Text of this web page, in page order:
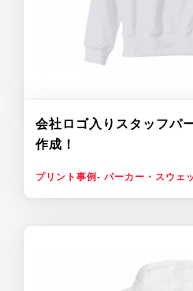
会社ロゴ入りスタッフパ
作成！
プリント事例- パーカー・スウェ